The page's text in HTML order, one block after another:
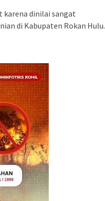
karena dinilai sangat
di Kabupaten Rokan Hulu.